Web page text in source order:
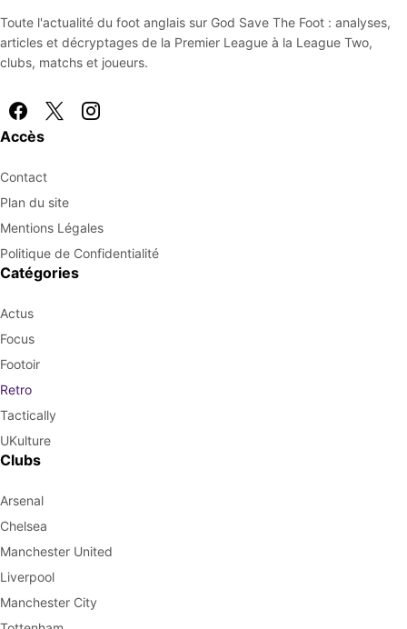
Toute l'actualité du foot anglais sur God Save The Foot : analyses,
articles et décryptages de la Premier League à la League Two,
clubs, matchs et joueurs.
Accès
Contact
Plan du site
Mentions Légales
Politique de Confidentialité
Catégories
Actus
Focus
Footoir
Retro
Tactically
UKulture
Clubs
Arsenal
Chelsea
Manchester United
Liverpool
Manchester City